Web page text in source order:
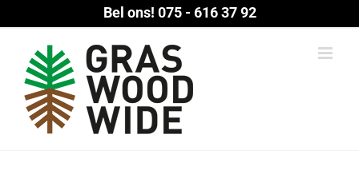
naar
Bel ons! 075 - 616 37 92